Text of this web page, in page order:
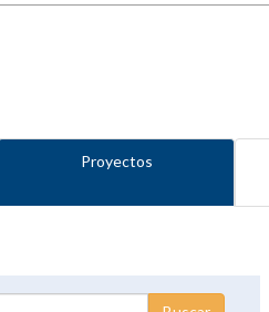
Proyectos